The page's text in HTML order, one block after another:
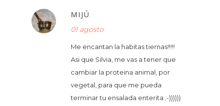
MIJÚ
01 agosto
Me encantan la habitas tiernas!!!!!
Asi que Silvia, me vas a tener que
cambiar la proteina animal, por
vegetal, para que me pueda
terminar tu ensalada enterita ;-))))))